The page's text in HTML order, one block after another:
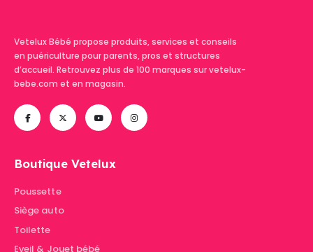
Vetelux Bébé propose produits, services et conseils
en puériculture pour parents, pros et structures
d’accueil. Retrouvez plus de 100 marques sur vetelux-
bebe.com et en magasin.
Boutique Vetelux
Poussette
Siège auto
Toilette
Eveil & Jouet bébé